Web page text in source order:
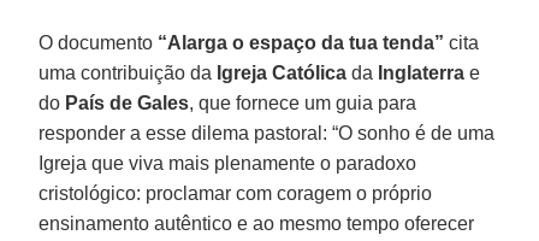
O documento “Alarga o espaço da tua tenda” cita
uma contribuição da Igreja Católica da Inglaterra e
do País de Gales, que fornece um guia para
responder a esse dilema pastoral: “O sonho é de uma
Igreja que viva mais plenamente o paradoxo
cristológico: proclamar com coragem o próprio
ensinamento autêntico e ao mesmo tempo oferecer